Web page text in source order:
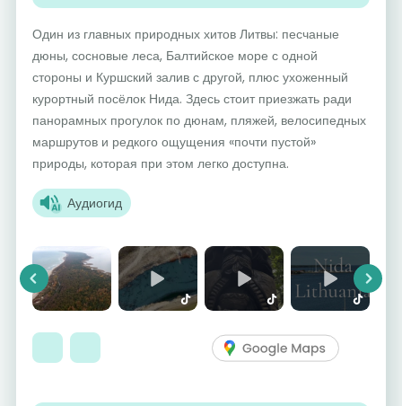
Один из главных природных хитов Литвы: песчаные
дюны, сосновые леса, Балтийское море с одной
стороны и Куршский залив с другой, плюс ухоженный
курортный посёлок Нида. Здесь стоит приезжать ради
панорамных прогулок по дюнам, пляжей, велосипедных
маршрутов и редкого ощущения «почти пустой»
природы, которая при этом легко доступна.
Аудиогид
Previous Next